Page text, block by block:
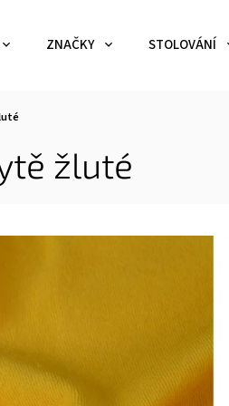
ZNAČKY STOLOVÁNÍ
žluté